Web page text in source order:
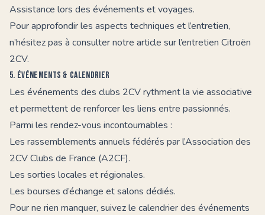
Assistance lors des événements et voyages.
Pour approfondir les aspects techniques et l’entretien,
n’hésitez pas à consulter notre article sur l’entretien Citroën
2CV.
5. Événements & calendrier
Les événements des clubs 2CV rythment la vie associative
et permettent de renforcer les liens entre passionnés.
Parmi les rendez-vous incontournables :
Les rassemblements annuels fédérés par l’Association des
2CV Clubs de France (A2CF).
Les sorties locales et régionales.
Les bourses d’échange et salons dédiés.
Pour ne rien manquer, suivez le calendrier des événements